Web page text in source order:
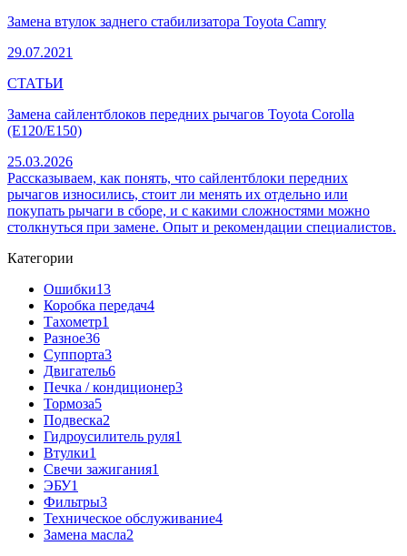
Замена втулок заднего стабилизатора Toyota Camry
29.07.2021
СТАТЬИ
Замена сайлентблоков передних рычагов Toyota Corolla
(E120/E150)
25.03.2026
Рассказываем, как понять, что сайлентблоки передних
рычагов износились, стоит ли менять их отдельно или
покупать рычаги в сборе, и с какими сложностями можно
столкнуться при замене. Опыт и рекомендации специалистов.
Категории
Ошибки13
Коробка передач4
Тахометр1
Разное36
Cуппорта3
Двигатель6
Печка / кондиционер3
Тормоза5
Подвеска2
Гидроусилитель руля1
Втулки1
Свечи зажигания1
ЭБУ1
Фильтры3
Техническое обслуживание4
Замена масла2